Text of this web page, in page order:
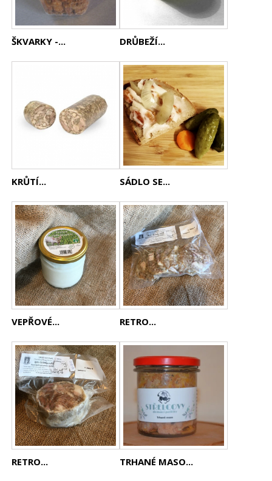
ŠKVARKY -... DRŮBEŽÍ...
KRŮTÍ... SÁDLO SE...
VEPŘOVÉ... RETRO...
RETRO... TRHANÉ MASO...